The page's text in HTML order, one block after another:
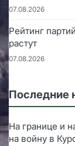
07.08.2026
Рейтинг
растут
07.08.2026
Последние
На границе и
на войну в